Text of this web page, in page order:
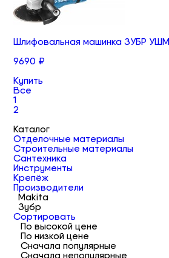
Шлифовальная машинка ЗУБР
9690 ₽
Купить
Все
1
2
Каталог
Отделочные материалы
Строительные материалы
Сантехника
Инструменты
Крепёж
Производители
Makita
Зубр
Сортировать
По высокой цене
По низкой цене
Сначала популярные
Сначала непопулярные